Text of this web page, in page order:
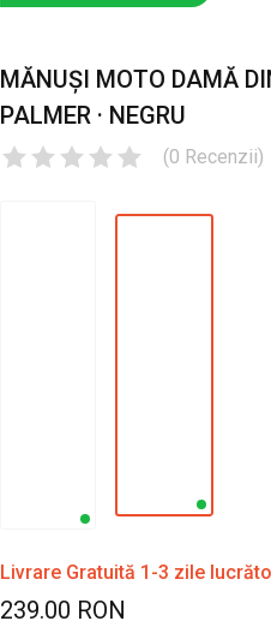
MĂNUȘI MOTO DAMĂ
PALMER · NEGRU
(0 Recenzii)
Livrare Gratuită 1-3 zile
239.00 RON